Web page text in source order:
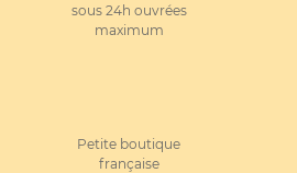
sous 24h ouvrées
maximum
Petite boutique
française